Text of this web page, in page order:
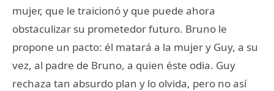
mujer, que le traicionó y que puede ahora
obstaculizar su prometedor futuro. Bruno le
propone un pacto: él matará a la mujer y Guy, a su
vez, al padre de Bruno, a quien éste odia. Guy
rechaza tan absurdo plan y lo olvida, pero no así